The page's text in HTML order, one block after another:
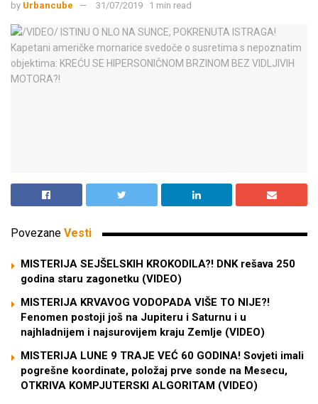
by Urbancube 31/07/2019 1 min read
Povezane Vesti
MISTERIJA SEJŠELSKIH KROKODILA?! DNK rešava 250
godina staru zagonetku (VIDEO)
MISTERIJA KRVAVOG VODOPADA VIŠE TO NIJE?!
Fenomen postoji još na Jupiteru i Saturnu i u
najhladnijem i najsurovijem kraju Zemlje (VIDEO)
MISTERIJA LUNE 9 TRAJE VEĆ 60 GODINA! Sovjeti imali
pogrešne koordinate, položaj prve sonde na Mesecu,
OTKRIVA KOMPJUTERSKI ALGORITAM (VIDEO)